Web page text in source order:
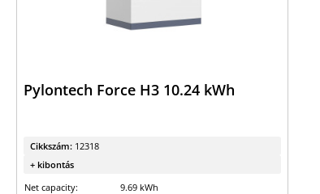
Pylontech Force H3 10.24 kWh
Cikkszám: 12318
+ kibontás
Net capacity:
9.69 kWh